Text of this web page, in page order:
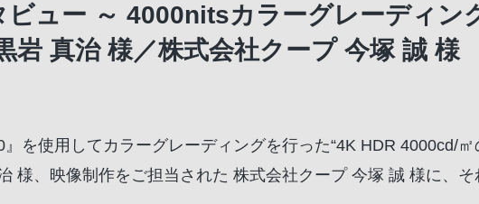
ビュー ～ 4000nitsカラーグレーディン
岩 真治 様／株式会社クープ 今塚 誠 様
を使用してカラーグレーディングを行った“4K HDR 4000cd/
様、映像制作をご担当された 株式会社クープ 今塚 誠 様に、そ